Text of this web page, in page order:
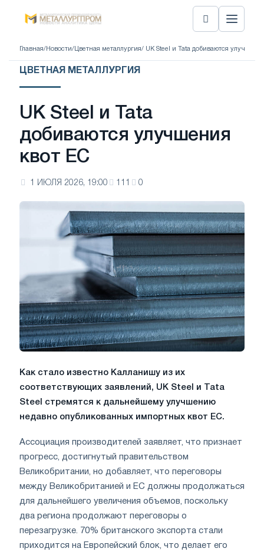
Главная/ Новости/ Цветная металлургия/ UK Steel и Tata добиваются
ЦВЕТНАЯ МЕТАЛЛУРГИЯ
UK Steel и Tata
добиваются улучшения
квот ЕС
1 ИЮЛЯ 2026, 19:00 111 0
Как стало известно Калланишу из их
соответствующих заявлений, UK Steel и Tata
Steel стремятся к дальнейшему улучшению
недавно опубликованных импортных квот ЕС.
Ассоциация производителей заявляет, что признает
прогресс, достигнутый правительством
Великобритании, но добавляет, что переговоры
между Великобританией и ЕС должны продолжаться
для дальнейшего увеличения объемов, поскольку
два региона продолжают переговоры о
перезагрузке. 70% британского экспорта стали
приходится на Европейский блок, что делает его